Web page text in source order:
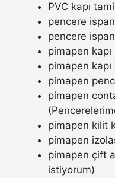
PVC kapı
pencere
pencere
pimapen kapı
pimapen
pimapen
pimapen
pimapen kilit
pimapen
pimapen çift
istiyorum)